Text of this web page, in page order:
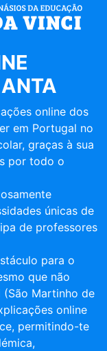
online dos
em Portugal no
graças à sua
por todo o
únicas de
de professores
para o
que não
Martinho de
online
permitindo-te